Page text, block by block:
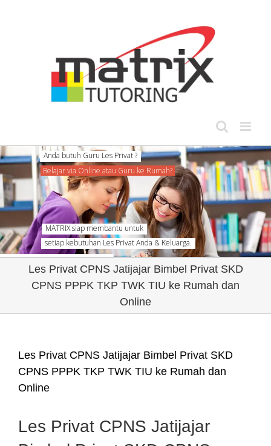
MATRIX siap membantu untuk
setiap kebutuhan Les Privat Anda & Keluarga.
Les Privat CPNS Jatijajar Bimbel Privat SKD
CPNS PPPK TKP TWK TIU ke Rumah dan
Online
Les Privat CPNS Jatijajar Bimbel Privat SKD
CPNS PPPK TKP TWK TIU ke Rumah dan
Online
Les Privat CPNS Jatijajar